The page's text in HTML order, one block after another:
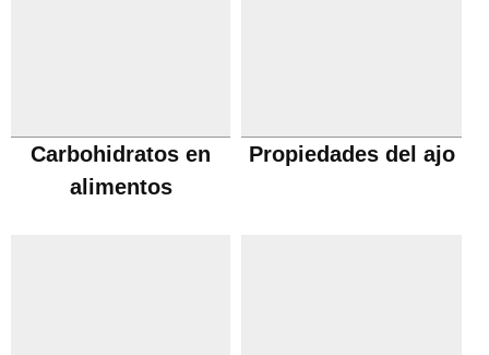
Carbohidratos en
alimentos
Propiedades del ajo